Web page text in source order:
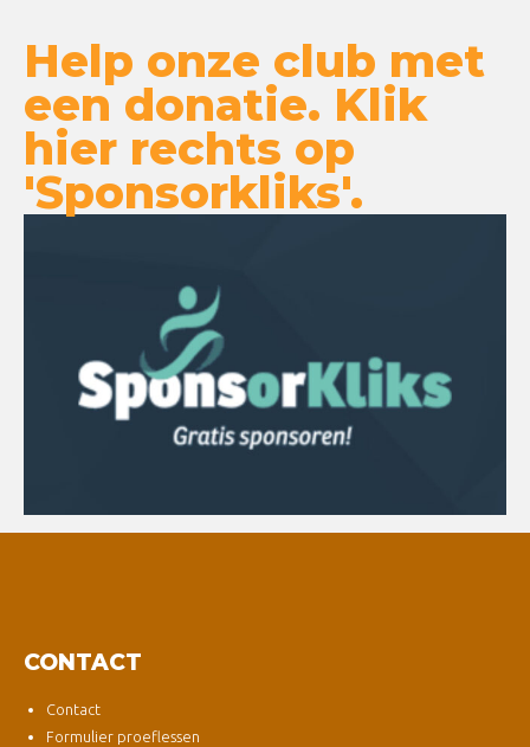
Help onze club met
een donatie. Klik
hier rechts op
'Sponsorkliks'.
CONTACT
Contact
Formulier proeflessen